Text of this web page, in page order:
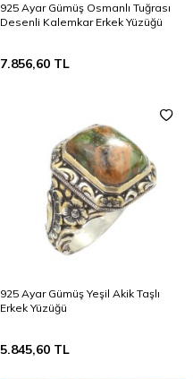
925 Ayar Gümüş Osmanlı Tuğrası
Desenli Kalemkar Erkek Yüzüğü
7.856,60 TL
925 Ayar Gümüş Yeşil Akik Taşlı
Erkek Yüzüğü
5.845,60 TL